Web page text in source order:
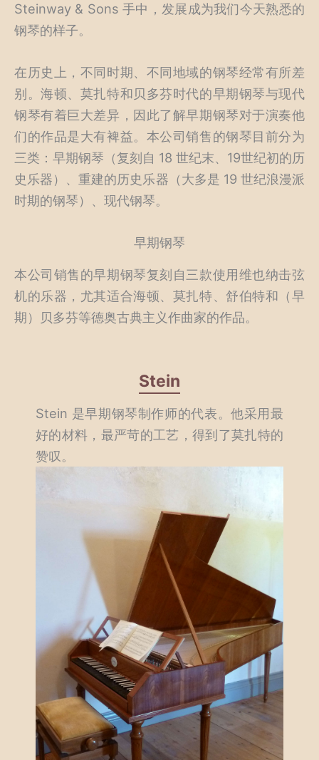
Steinway & Sons 手中，发展成为我们今天熟悉的
钢琴的样子。
在历史上，不同时期、不同地域的钢琴经常有所差
别。海顿、莫扎特和贝多芬时代的早期钢琴与现代
钢琴有着巨大差异，因此了解早期钢琴对于演奏他
们的作品是大有裨益。本公司销售的钢琴目前分为
三类：早期钢琴（复刻自 18 世纪末、19世纪初的历
史乐器）、重建的历史乐器（大多是 19 世纪浪漫派
时期的钢琴）、现代钢琴。
早期钢琴
本公司销售的早期钢琴复刻自三款使用维也纳击弦
机的乐器，尤其适合海顿、莫扎特、舒伯特和（早
期）贝多芬等德奥古典主义作曲家的作品。
Stein
Stein 是早期钢琴制作师的代表。他采用最
好的材料，最严苛的工艺，得到了莫扎特的
赞叹。